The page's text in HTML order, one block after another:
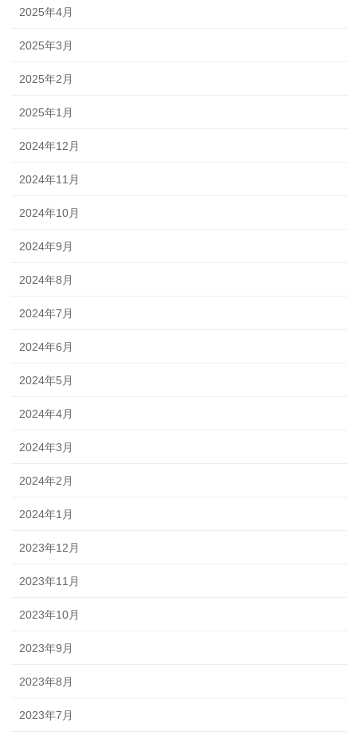
2025年4月
2025年3月
2025年2月
2025年1月
2024年12月
2024年11月
2024年10月
2024年9月
2024年8月
2024年7月
2024年6月
2024年5月
2024年4月
2024年3月
2024年2月
2024年1月
2023年12月
2023年11月
2023年10月
2023年9月
2023年8月
2023年7月